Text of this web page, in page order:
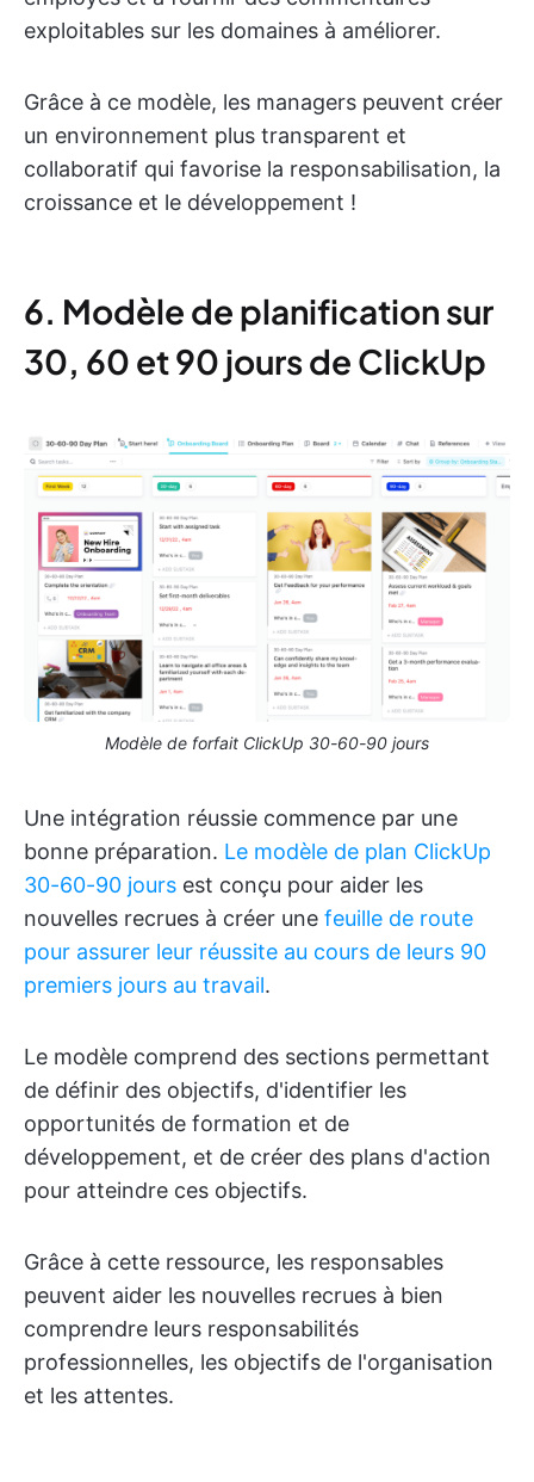
exploitables sur les domaines à améliorer.
Grâce à ce modèle, les managers peuvent créer
un environnement plus transparent et
collaboratif qui favorise la responsabilisation, la
croissance et le développement !
6. Modèle de planification sur
30, 60 et 90 jours de ClickUp
Modèle de forfait ClickUp 30-60-90 jours
Une intégration réussie commence par une
bonne préparation. Le modèle de plan ClickUp
30-60-90 jours est conçu pour aider les
nouvelles recrues à créer une feuille de route
pour assurer leur réussite au cours de leurs 90
premiers jours au travail.
Le modèle comprend des sections permettant
de définir des objectifs, d'identifier les
opportunités de formation et de
développement, et de créer des plans d'action
pour atteindre ces objectifs.
Grâce à cette ressource, les responsables
peuvent aider les nouvelles recrues à bien
comprendre leurs responsabilités
professionnelles, les objectifs de l'organisation
et les attentes.